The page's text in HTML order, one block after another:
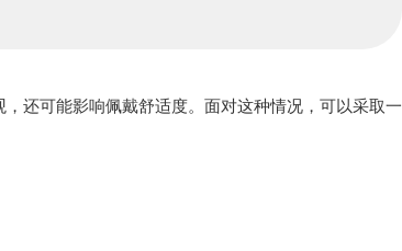
还可能影响佩戴舒适度。面对这种情况，可以采取一